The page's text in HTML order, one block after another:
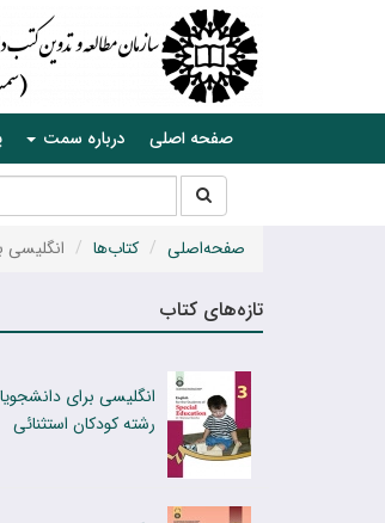
صفحه اصلی درباره سمت
جستجو
در
سایتصفحه‌اصلی کتاب‌ها
تازه‌های کتاب
انگلیسی برای
رشته کودکان استثنائی